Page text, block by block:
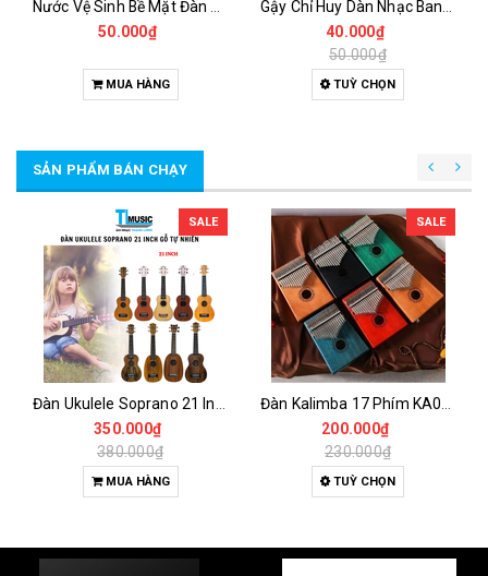
50.000₫
MUA HÀNG
40.000₫
50.000₫
TUỲ CHỌN
SẢN PHẨM BÁN CHẠY
SALE
350.000₫
380.000₫
MUA HÀNG
SALE
200.000₫
230.000₫
TUỲ CHỌN